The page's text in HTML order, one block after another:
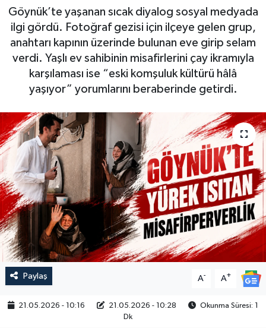
Göynük’te yaşanan sıcak diyalog sosyal medyada
ilgi gördü. Fotoğraf gezisi için ilçeye gelen grup,
anahtarı kapının üzerinde bulunan eve girip selam
verdi. Yaşlı ev sahibinin misafirlerini çay ikramıyla
karşılaması ise “eski komşuluk kültürü hâlâ
yaşıyor” yorumlarını beraberinde getirdi.
Paylaş A- A+
21.05.2026 - 10:16 21.05.2026 - 10:28
Okunma Süresi: 1
Dk